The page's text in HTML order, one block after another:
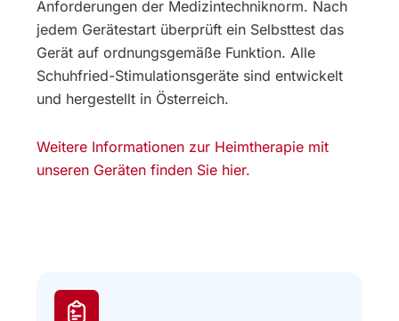
Anforderungen der Medizintechniknorm. Nach
jedem Gerätestart überprüft ein Selbsttest das
Gerät auf ordnungsgemäße Funktion. Alle
Schuhfried-Stimulationsgeräte sind entwickelt
und hergestellt in Österreich.
Weitere Informationen zur Heimtherapie mit
unseren Geräten finden Sie hier.